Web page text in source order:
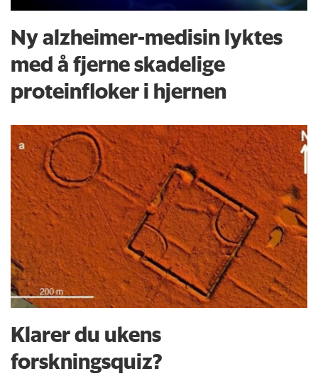
Ny alzheimer-medisin lyktes
med å fjerne skadelige
proteinfloker i hjernen
Klarer du ukens
forskningsquiz?